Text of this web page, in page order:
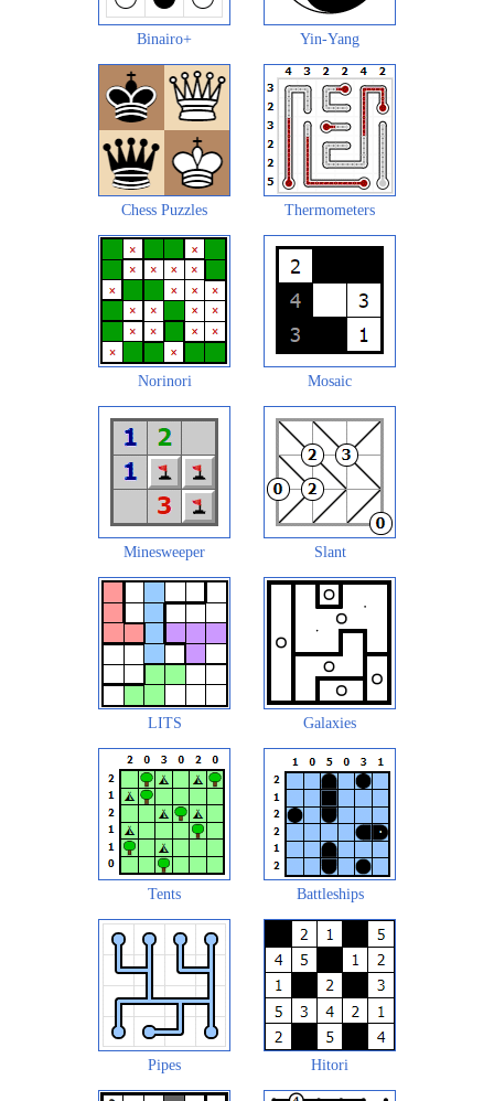
Binairo+ Yin-Yang
Chess Puzzles Thermometers
Norinori Mosaic
Minesweeper Slant
LITS Galaxies
Tents Battleships
Pipes Hitori